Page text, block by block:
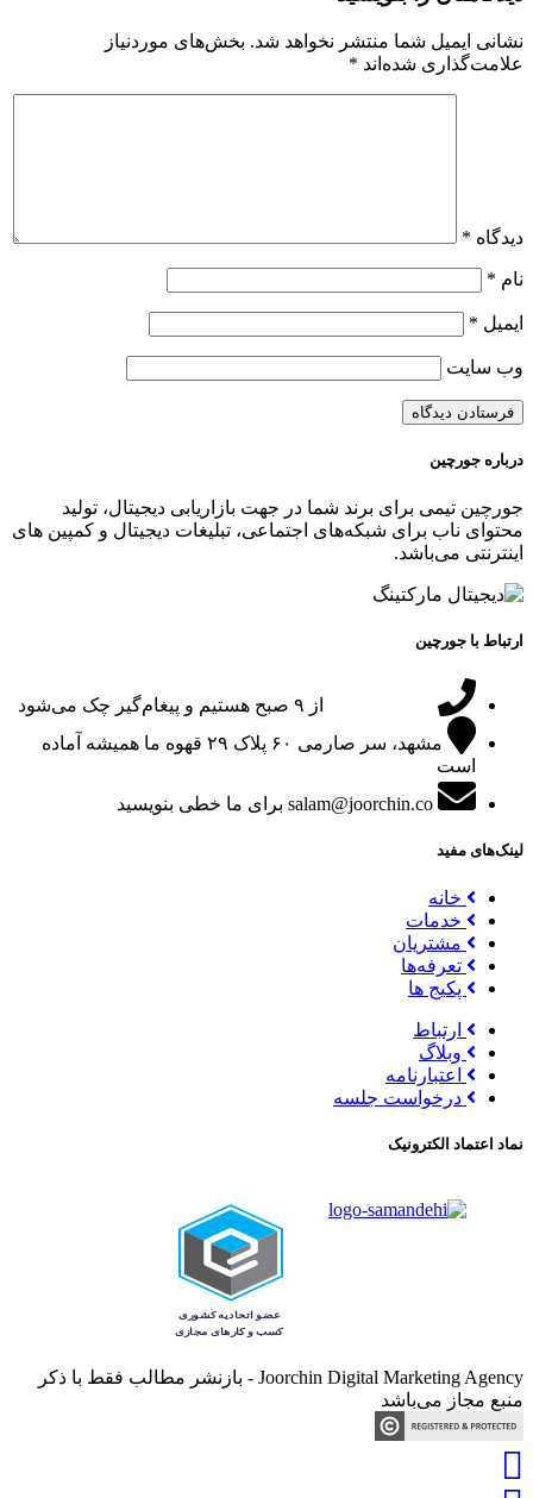
نشانی ایمیل شما منتشر نخواهد شد. بخش‌های موردنیاز
علامت‌گذاری شده‌اند *
دیدگاه *
نام *
ایمیل *
وب‌ سایت
درباره جورچین
جورچین تیمی برای برند شما در جهت بازاریابی دیجیتال، تولید
محتوای ناب برای شبکه‌های اجتماعی، تبلیغات دیجیتال و کمپین های
اینترنتی می‌باشد.
ارتباط با جورچین
از ۹ صبح هستیم و پیغام‌گیر چک می‌شود
مشهد، سر صارمی ۶۰ پلاک ۲۹
قهوه ما همیشه آماده
است
salam@joorchin.co برای ما خطی بنویسید
لینک‌های مفید
خانه
خدمات
مشتریان
تعرفه‌ها
پکیج ها
ارتباط
وبلاگ
اعتبارنامه
درخواست جلسه
نماد اعتماد الکترونیک
Joorchin Digital Marketing Agency - بازنشر مطالب فقط با ذکر
منبع مجاز می‌باشد